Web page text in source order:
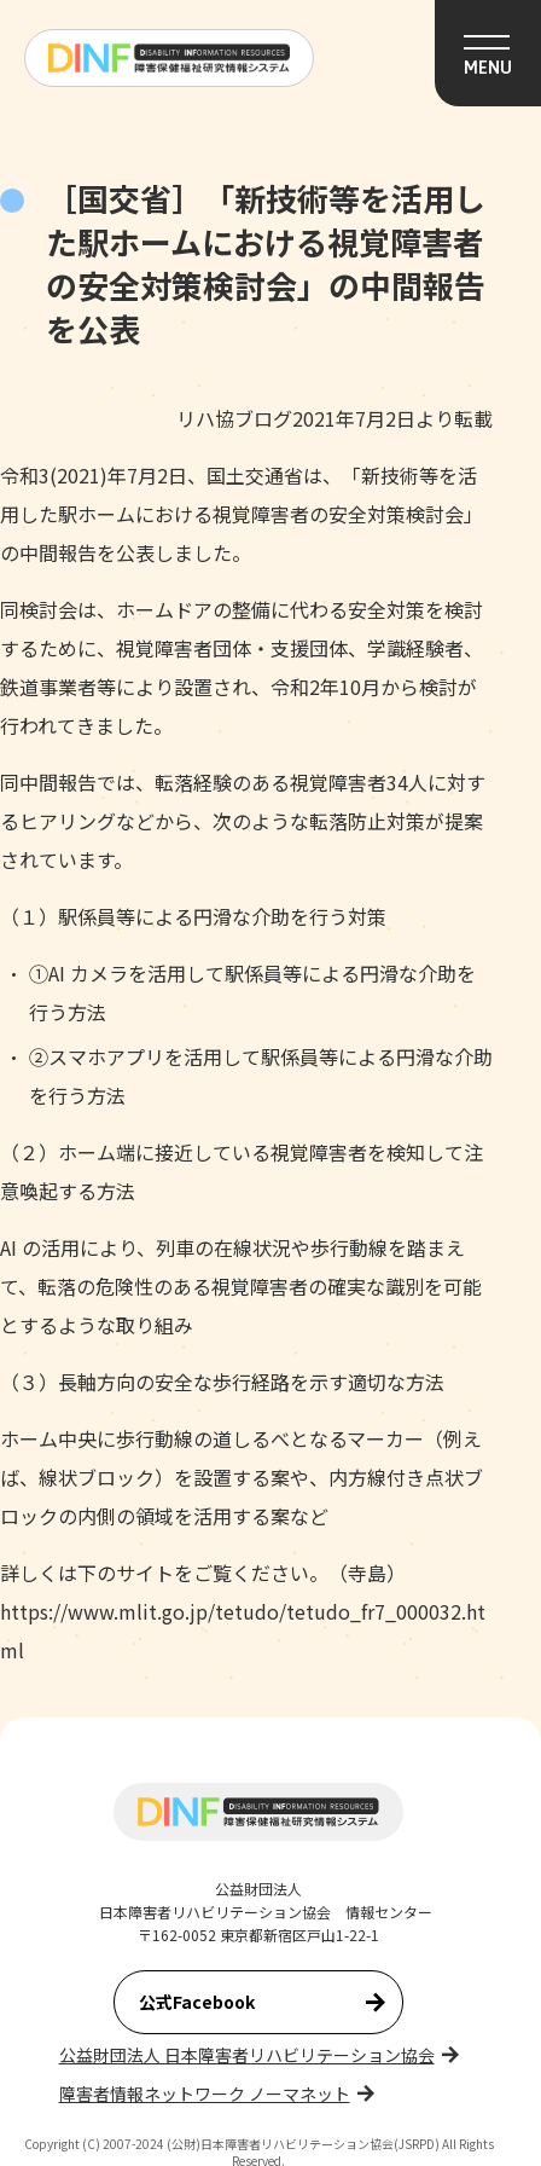
MENU
［国交省］「新技術等を活用し
た駅ホームにおける視覚障害者
の安全対策検討会」の中間報告
を公表
リハ協ブログ2021年7月2日より転載
令和3(2021)年7月2日、国土交通省は、「新技術等を活
用した駅ホームにおける視覚障害者の安全対策検討会」
の中間報告を公表しました。
同検討会は、ホームドアの整備に代わる安全対策を検討
するために、視覚障害者団体・支援団体、学識経験者、
鉄道事業者等により設置され、令和2年10月から検討が
行われてきました。
同中間報告では、転落経験のある視覚障害者34人に対す
るヒアリングなどから、次のような転落防止対策が提案
されています。
（１）駅係員等による円滑な介助を行う対策
①AI カメラを活用して駅係員等による円滑な介助を
行う方法
②スマホアプリを活用して駅係員等による円滑な介助
を行う方法
（２）ホーム端に接近している視覚障害者を検知して注
意喚起する方法
AI の活用により、列車の在線状況や歩行動線を踏まえ
て、転落の危険性のある視覚障害者の確実な識別を可能
とするような取り組み
（３）長軸方向の安全な歩行経路を示す適切な方法
ホーム中央に歩行動線の道しるべとなるマーカー（例え
ば、線状ブロック）を設置する案や、内方線付き点状ブ
ロックの内側の領域を活用する案など
詳しくは下のサイトをご覧ください。（寺島）
https://www.mlit.go.jp/tetudo/tetudo_fr7_000032.ht
ml
公益財団法人
日本障害者リハビリテーション協会 情報センター
〒162-0052 東京都新宿区戸山1-22-1
公式Facebook
公益財団法人 日本障害者リハビリテーション協会
障害者情報ネットワーク ノーマネット
Copyright (C) 2007-2024 (公財)日本障害者リハビリテーション協会(JSRPD) All Rights
Reserved.